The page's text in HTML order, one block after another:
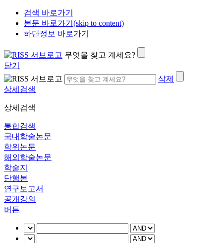
검색 바로가기
본문 바로가기(skip to content)
하단정보 바로가기
무엇을 찾고 계세요?
닫기
삭제
상세검색
상세검색
통합검색
국내학술논문
학위논문
해외학술논문
학술지
단행본
연구보고서
공개강의
버튼